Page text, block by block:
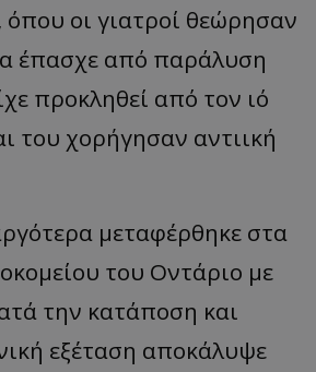
όπου οι γιατροί θεώρησαν
έπασχε από παράλυση
προκληθεί από τον ιό
του χορήγησαν αντιική
μεταφέρθηκε στα
του Οντάριο με
την κατάποση και
εξέταση αποκάλυψε